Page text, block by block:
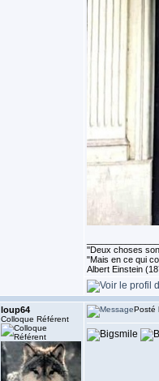
''Deux choses
"Mais en ce qui
Albert Einstein
loup64
Colloque Référent
Posté